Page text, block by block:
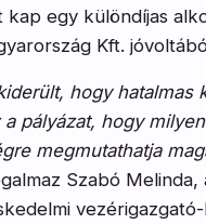
kap egy különdíjas
Kft.
hogy hatalmas
pályázat, hogy
megmutathatja
Szabó Melinda,